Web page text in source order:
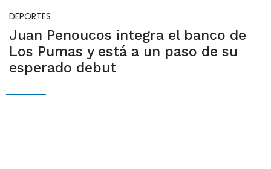
DEPORTES
Juan Penoucos integra el banco de
Los Pumas y está a un paso de su
esperado debut